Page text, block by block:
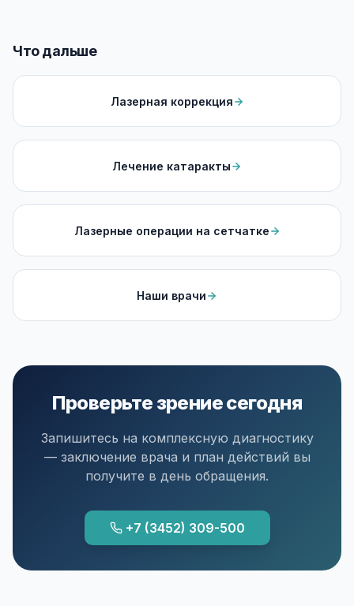
Что дальше
Лазерная коррекция
Лечение катаракты
Лазерные операции на сетчатке
Наши врачи
Проверьте зрение сегодня
Запишитесь на комплексную диагностику
— заключение врача и план действий вы
получите в день обращения.
+7 (3452) 309-500